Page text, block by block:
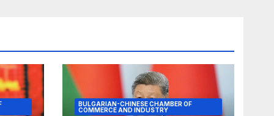
BULGARIAN-CHINESE CHAMBER OF
COMMERCE AND INDUSTRY